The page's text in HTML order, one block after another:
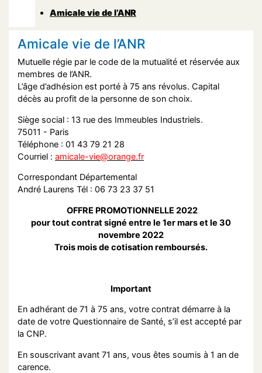
Amicale vie de l’ANR
Amicale vie de l’ANR
Mutuelle régie par le code de la mutualité et réservée aux
membres de l’ANR.
L’âge d’adhésion est porté à 75 ans révolus. Capital
décès au profit de la personne de son choix.
Siège social : 13 rue des Immeubles Industriels.
75011 - Paris
Téléphone : 01 43 79 21 28
Courriel : amicale-vie@orange.fr
Correspondant Départemental
André Laurens Tél : 06 73 23 37 51
OFFRE PROMOTIONNELLE 2022
pour tout contrat signé entre le 1er mars et le 30
novembre 2022
Trois mois de cotisation remboursés.
Important
En adhérant de 71 à 75 ans, votre contrat démarre à la
date de votre Questionnaire de Santé, s’il est accepté par
la CNP.
En souscrivant avant 71 ans, vous êtes soumis à 1 an de
carence.